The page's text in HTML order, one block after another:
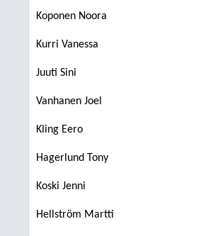
Koponen Noora
Kurri Vanessa
Juuti Sini
Vanhanen Joel
Kling Eero
Hagerlund Tony
Koski Jenni
Hellström Martti